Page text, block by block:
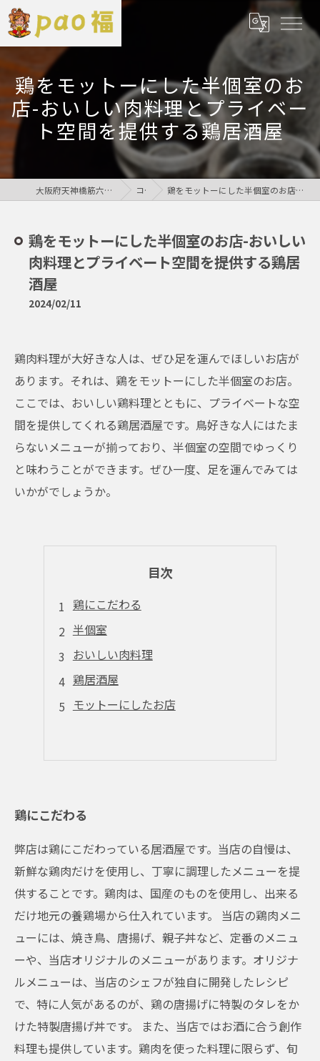
鶏をモットーにした半個室のお
店-おいしい肉料理とプライベー
ト空間を提供する鶏居酒屋
大阪府天神橋筋六丁目の居酒屋なら鶏居酒屋pao福 コラム 鶏をモットーにした半個室のお店-おいしい肉料理とプライベート空間を提供する鶏居酒屋
鶏をモットーにした半個室のお店-おいしい
肉料理とプライベート空間を提供する鶏居
酒屋
2024/02/11
鶏肉料理が大好きな人は、ぜひ足を運んでほしいお店が
あります。それは、鶏をモットーにした半個室のお店。
ここでは、おいしい鶏料理とともに、プライベートな空
間を提供してくれる鶏居酒屋です。鳥好きな人にはたま
らないメニューが揃っており、半個室の空間でゆっくり
と味わうことができます。ぜひ一度、足を運んでみては
いかがでしょうか。
目次
鶏にこだわる
半個室
おいしい肉料理
鶏居酒屋
モットーにしたお店
鶏にこだわる
弊店は鶏にこだわっている居酒屋です。当店の自慢は、
新鮮な鶏肉だけを使用し、丁寧に調理したメニューを提
供することです。鶏肉は、国産のものを使用し、出来る
だけ地元の養鶏場から仕入れています。 当店の鶏肉メニ
ューには、焼き鳥、唐揚げ、親子丼など、定番のメニュ
ーや、当店オリジナルのメニューがあります。オリジナ
ルメニューは、当店のシェフが独自に開発したレシピ
で、特に人気があるのが、鶏の唐揚げに特製のタレをか
けた特製唐揚げ丼です。 また、当店ではお酒に合う創作
料理も提供しています。鶏肉を使った料理に限らず、旬